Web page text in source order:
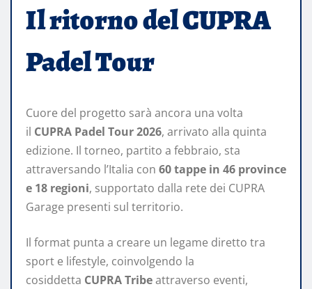
Il ritorno del CUPRA
Padel Tour
Cuore del progetto sarà ancora una volta
il CUPRA Padel Tour 2026, arrivato alla quinta
edizione. Il torneo, partito a febbraio, sta
attraversando l’Italia con 60 tappe in 46 province
e 18 regioni, supportato dalla rete dei CUPRA
Garage presenti sul territorio.
Il format punta a creare un legame diretto tra
sport e lifestyle, coinvolgendo la
cosiddetta CUPRA Tribeattraverso eventi,